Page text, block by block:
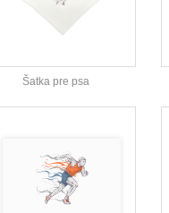
Šatka pre psa